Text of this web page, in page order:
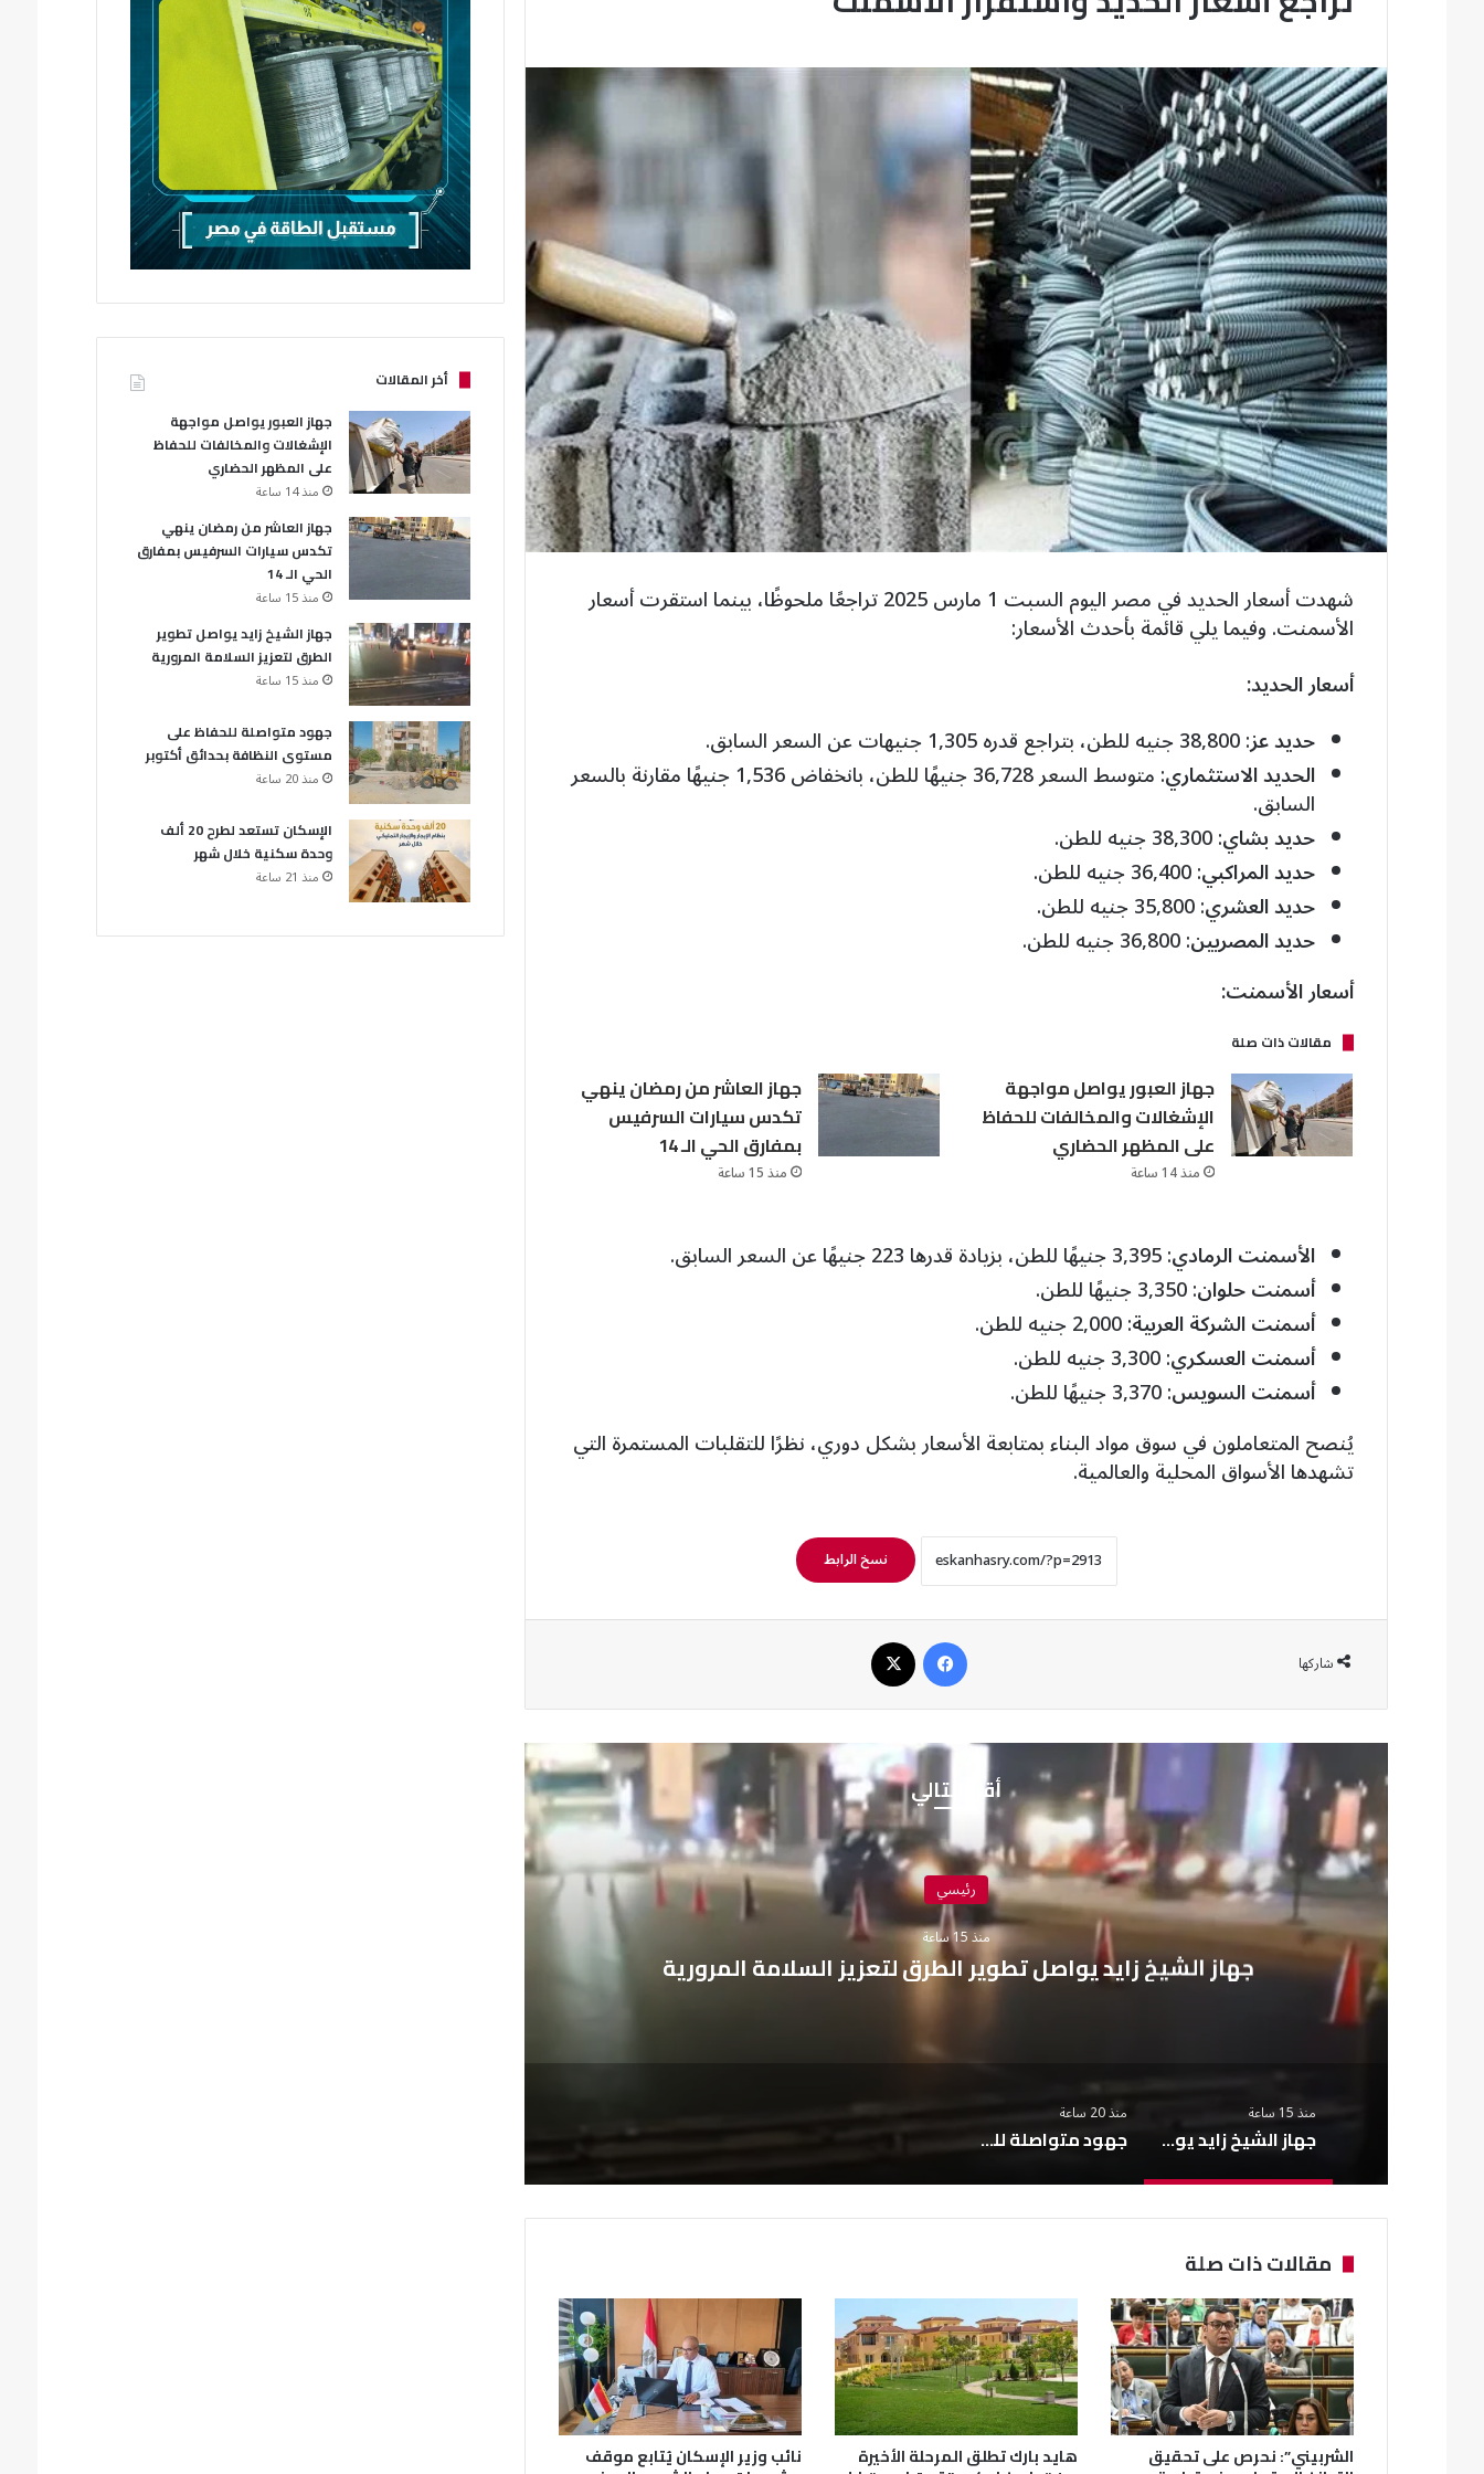
شهدت أسعار الحديد في مصر اليوم السبت 1 مارس 2025 تراجعًا ملحوظًا، بينما استقرت أسعار
الأسمنت. وفيما يلي قائمة بأحدث الأسعار:
أسعار الحديد:
حديد عز: 38,800 جنيه للطن، بتراجع قدره 1,305 جنيهات عن السعر السابق.
الحديد الاستثماري
: متوسط السعر 36,728 جنيهًا للطن، بانخفاض 1,536 جنيهًا مقارنة بالسعر
السابق.
حديد بشاي: 38,300 جنيه للطن.
حديد المراكبي: 36,400 جنيه للطن.
حديد العشري: 35,800 جنيه للطن.
حديد المصريين: 36,800 جنيه للطن.
أسعار الأسمنت:
مقالات ذات صلة
جهاز العبور يواصل مواجهة
الإشغالات والمخالفات للحفاظ
على المظهر الحضاري
منذ 14 ساعة
جهاز العاشر من رمضان ينهي
تكدس سيارات السرفيس
بمفارق الحي الـ 14
منذ 15 ساعة
الأسمنت الرمادي: 3,395 جنيهًا للطن، بزيادة قدرها 223 جنيهًا عن السعر السابق.
أسمنت حلوان: 3,350 جنيهًا للطن.
أسمنت الشركة العربية: 2,000 جنيه للطن.
أسمنت العسكري: 3,300 جنيه للطن.
أسمنت السويس: 3,370 جنيهًا للطن.
يُنصح المتعاملون في سوق مواد البناء بمتابعة الأسعار بشكل دوري، نظرًا للتقلبات المستمرة التي
تشهدها الأسواق المحلية والعالمية.
نسخ الرابط
شاركها
أقرأ التالي
رئيسي
منذ 15 ساعة
جهاز الشيخ زايد يواصل تطوير الطرق لتعزيز السلامة المرورية
منذ 15 ساعة
جهاز الشيخ زايد يواصل تطوير الطرق لتعزيز السلامة المرورية
منذ 20 ساعة
جهود متواصلة للحفاظ على مستوى النظافة بحدائق أكتوبر
مقالات ذات صلة
الشربيني”: نحرص على تحقيق هايد بارك تطلق المرحلة الأخيرة نائب وزير الإسكان يُتابع موقف
أخر المقالات
جهاز العبور يواصل مواجهة
الإشغالات والمخالفات للحفاظ
على المظهر الحضاري
منذ 14 ساعة
جهاز العاشر من رمضان ينهي
تكدس سيارات السرفيس بمفارق
الحي الـ 14
منذ 15 ساعة
جهاز الشيخ زايد يواصل تطوير
الطرق لتعزيز السلامة المرورية
منذ 15 ساعة
جهود متواصلة للحفاظ على
مستوى النظافة بحدائق أكتوبر
منذ 20 ساعة
الإسكان تستعد لطرح 20 ألف
وحدة سكنية خلال شهر
منذ 21 ساعة